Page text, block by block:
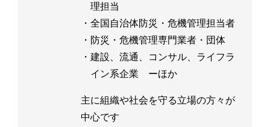
理担当
・全国自治体防災・危機管理担当者
・防災・危機管理専門業者・団体
・建設、流通、コンサル、ライフラ
イン系企業 ーほか
主に組織や社会を守る立場の方々が
中心です